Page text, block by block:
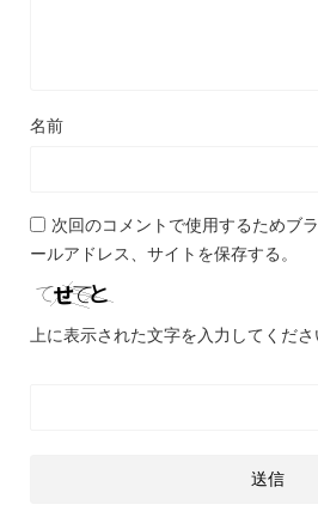
名前
次回のコメントで使用するためブ
ールアドレス、サイトを保存する。
上に表示された文字を入力してくださ